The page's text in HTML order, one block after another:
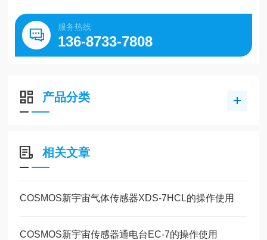
服务热线
136-8733-7808
产品分类
相关文章
COSMOS新宇宙气体传感器XDS-7HCL的操作使用
COSMOS新宇宙传感器通电台EC-7的操作使用